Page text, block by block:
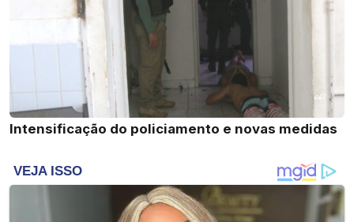
Intensificação do policiamento e novas medidas